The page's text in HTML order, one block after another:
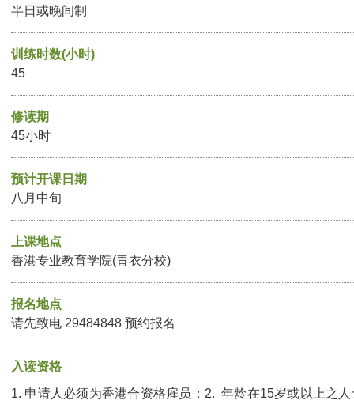
半日或晚间制
训练时数(小时)
45
修读期
45小时
预计开课日期
八月中旬
上课地点
香港专业教育学院(青衣分校)
报名地点
请先致电 29484848 预约报名
入读资格
1. 申请人必须为香港合资格雇员；2. 年龄在15岁或以上之